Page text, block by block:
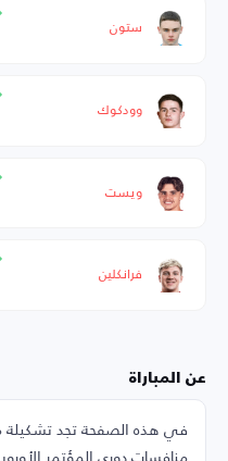
ستون
وودكوك
ويست
فرانكلين
عن المباراة
في هذه الصفحة تجد تشكيلة